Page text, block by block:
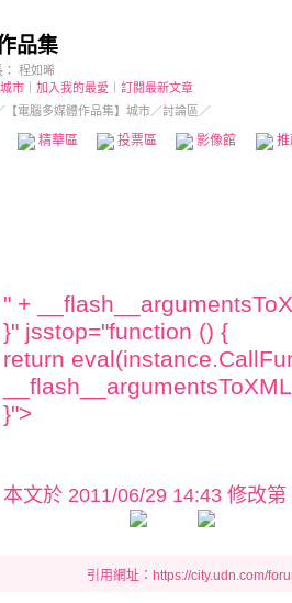
品集
程如晞
市 加入我的最愛
訂閱最新文章
【電腦多媒體作品集】城市／討論區／
精華區 投票區 影像館
" +
}" jsstop="function () {
return
}">
本文於 2011/06/29 14:43 修改第
引用網址：https://city.udn.com/